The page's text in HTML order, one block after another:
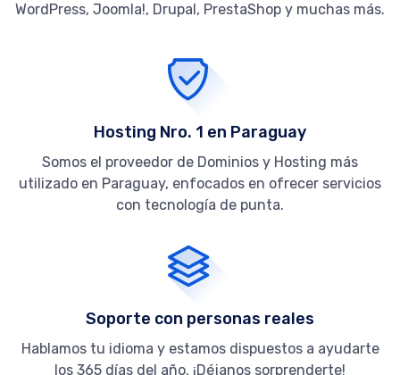
WordPress, Joomla!, Drupal, PrestaShop y muchas más.
Hosting Nro. 1 en Paraguay
Somos el proveedor de Dominios y Hosting más
utilizado en Paraguay, enfocados en ofrecer servicios
con tecnología de punta.
Soporte con personas reales
Hablamos tu idioma y estamos dispuestos a ayudarte
los 365 días del año. ¡Déjanos sorprenderte!